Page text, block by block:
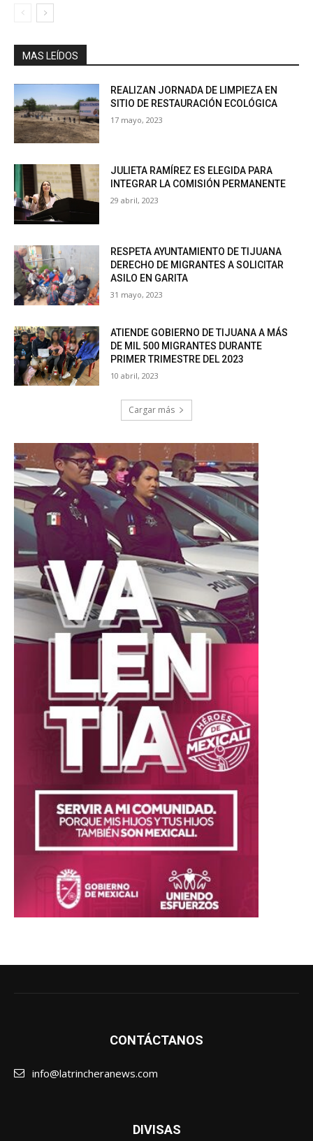
MAS LEÍDOS
REALIZAN JORNADA DE LIMPIEZA EN
SITIO DE RESTAURACIÓN ECOLÓGICA
17 mayo, 2023
JULIETA RAMÍREZ ES ELEGIDA PARA
INTEGRAR LA COMISIÓN PERMANENTE
29 abril, 2023
RESPETA AYUNTAMIENTO DE TIJUANA
DERECHO DE MIGRANTES A SOLICITAR
ASILO EN GARITA
31 mayo, 2023
ATIENDE GOBIERNO DE TIJUANA A MÁS
DE MIL 500 MIGRANTES DURANTE
PRIMER TRIMESTRE DEL 2023
10 abril, 2023
Cargar más
CONTÁCTANOS
info@latrincheranews.com
DIVISAS